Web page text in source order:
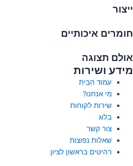
ייצור
חומרים איכותיים
אולם תצוגה
מידע ושירות
עמוד הבית
מי אנחנו?
שירות לקוחות
בלוג
צור קשר
שאלות נפוצות
רהיטים בראשון לציון